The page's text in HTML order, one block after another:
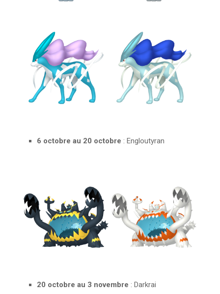
6 octobre au 20 octobre : Engloutyran
20 octobre au 3 novembre : Darkrai